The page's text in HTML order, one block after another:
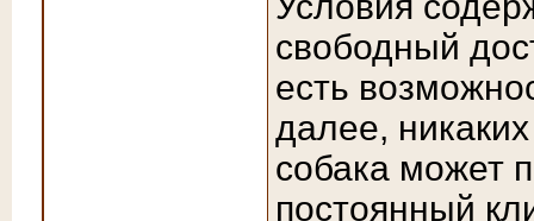
свободный
есть
далее,
собака может
постоянный